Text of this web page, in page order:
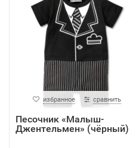
избранное сравнить
Песочник «Малыш-
Джентельмен» (чёрный)